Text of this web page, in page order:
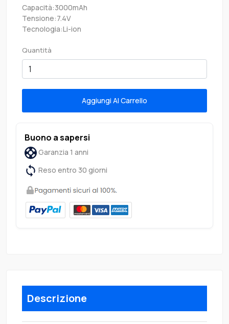
Capacità:3000mAh
Tensione:7.4V
Tecnologia:Li-ion
Quantità
Aggiungi Al Carrello
Buono a sapersi
Garanzia 1 anni
Reso entro 30 giorni
Descrizione